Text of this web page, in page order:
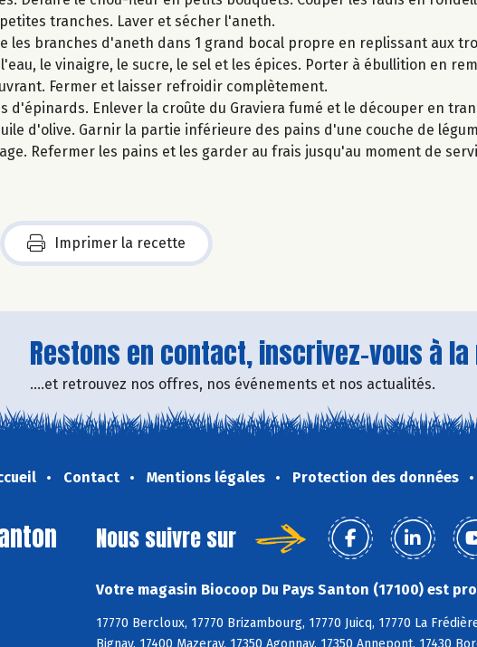
tranches. Laver et sécher l'aneth.
les branches d'aneth dans 1 grand bocal propre en replissant aux
le vinaigre, le sucre, le sel et les épices. Porter à ébullition en
Fermer et laisser refroidir complètement.
d'épinards. Enlever la croûte du Graviera fumé et le découper en
d'olive. Garnir la partie inférieure des pains d'une couche de
Refermer les pains et les garder au frais jusqu'au moment de
Imprimer la recette
Restons en contact, inscrivez-vous à
....et retrouvez nos offres, nos événements et nos actualités.
Contact Mentions légales Protection des données
Nous suivre sur
Votre magasin Biocoop Du Pays Santon (17100) est
17770 Bercloux, 17770 Brizambourg, 17770 Juicq, 17770 La
Bignay, 17400 Mazeray, 17350 Agonnay, 17350 Annepont, 17430